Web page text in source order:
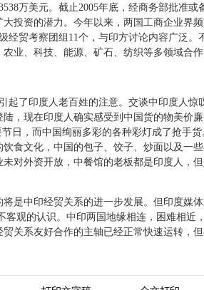
万美元。截止2005年底，经商务部批准或
投资的潜力。今年以来，两国工商企业界
贸考察团组11个，与印方讨论内容广泛。
业、科技、能源、矿石、纺织等多领域合作
了印度人老百姓的注意。交谈中印度人惊
，现在印度人确实感受到中国货的物美价
日，而中国绚丽多彩的各种彩灯成了抢手
食文化，中国的包子、饺子、炒面以及一
对外资开放，中餐馆的老板都是印度人，
中印经贸关系的进一步发展。但印度媒
观的认识。中印两国地缘相连，困难相近
关系友好合作的主轴已经正常快速运转，